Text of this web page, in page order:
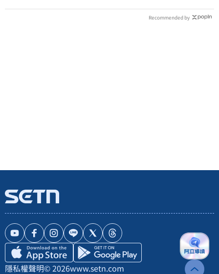
Recommended by
隱私權聲明© 2026www.setn.com